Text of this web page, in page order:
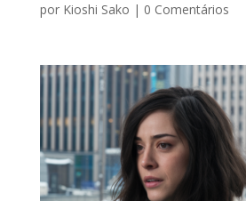
por Kioshi Sako | 0 Comentários